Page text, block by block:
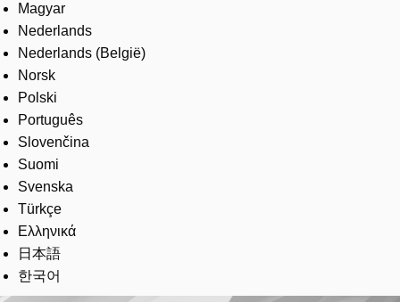
Magyar
Nederlands
Nederlands (België)
Norsk
Polski
Português
Slovenčina
Suomi
Svenska
Türkçe
Ελληνικά
日本語
한국어